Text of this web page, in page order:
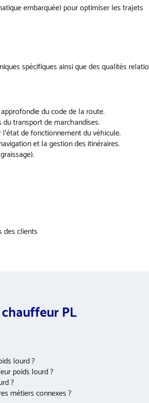
embarquée) pour optimiser les trajets
spécifiques ainsi que des qualités
du code de la route.
transport de marchandises.
de fonctionnement du véhicule.
et la gestion des itinéraires.
des clients
PL
lourd ?
poids lourd ?
?
métiers connexes ?